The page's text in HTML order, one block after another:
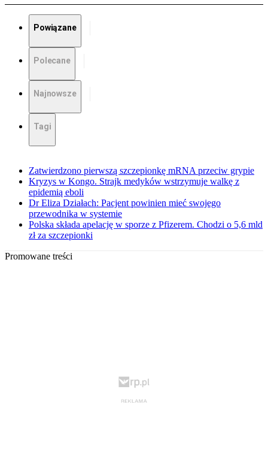
Powiązane
Polecane
Najnowsze
Tagi
Zatwierdzono pierwszą szczepionkę mRNA przeciw grypie
Kryzys w Kongo. Strajk medyków wstrzymuje walkę z
epidemią eboli
Dr Eliza Działach: Pacjent powinien mieć swojego
przewodnika w systemie
Polska składa apelację w sporze z Pfizerem. Chodzi o 5,6 mld
zł za szczepionki
Promowane treści